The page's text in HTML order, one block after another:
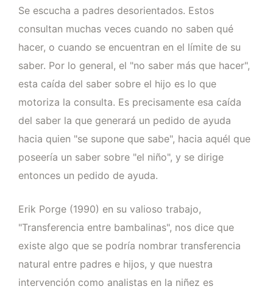
Se escucha a padres desorientados. Estos
consultan muchas veces cuando no saben qué
hacer, o cuando se encuentran en el límite de su
saber. Por lo general, el "no saber más que hacer",
esta caída del saber sobre el hijo es lo que
motoriza la consulta. Es precisamente esa caída
del saber la que generará un pedido de ayuda
hacia quien "se supone que sabe", hacia aquél que
poseería un saber sobre "el niño", y se dirige
entonces un pedido de ayuda.
Erik Porge (1990) en su valioso trabajo,
"Transferencia entre bambalinas", nos dice que
existe algo que se podría nombrar transferencia
natural entre padres e hijos, y que nuestra
intervención como analistas en la niñez es